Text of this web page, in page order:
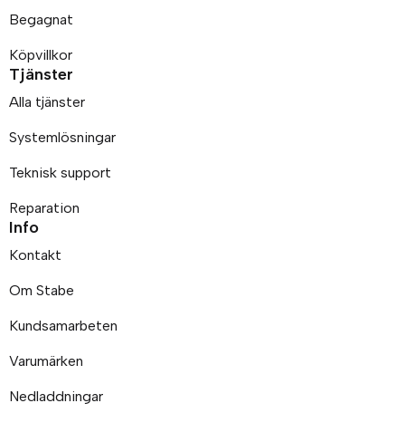
Begagnat
Köpvillkor
Tjänster
Alla tjänster
Systemlösningar
Teknisk support
Reparation
Info
Kontakt
Om Stabe
Kundsamarbeten
Varumärken
Nedladdningar